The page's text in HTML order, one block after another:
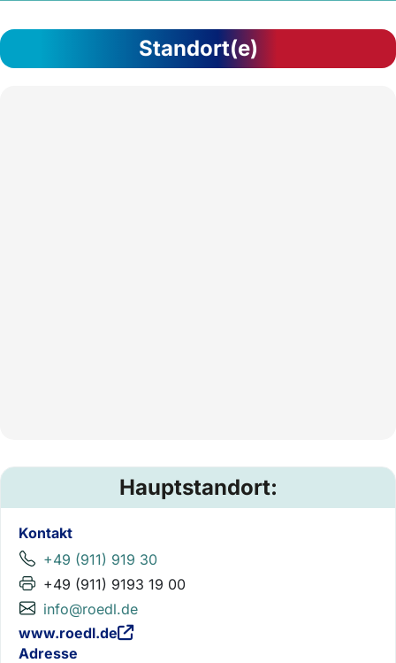
Standort(e)
Hauptstandort:
Kontakt
+49 (911) 919 30
+49 (911) 9193 19 00
info@roedl.de
www.roedl.de
Adresse